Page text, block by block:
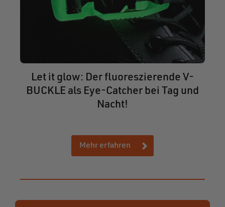
Let it glow: Der fluoreszierende V-
BUCKLE als Eye-Catcher bei Tag und
Nacht!
Mehr erfahren